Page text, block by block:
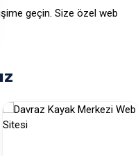
geçin. Size özel web